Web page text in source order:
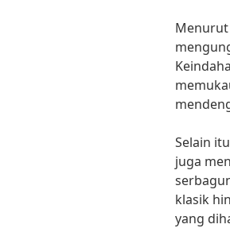
Menurut
Selain
juga
klasik
yang